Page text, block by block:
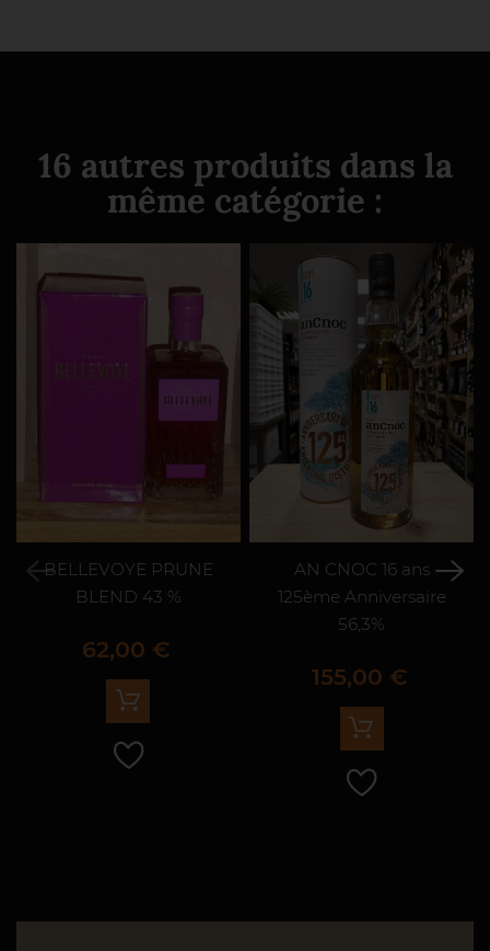
16 autres produits dans la
même catégorie :
BELLEVOYE PRUNE
BLEND 43 %
Prix
62,00 €
AN CNOC 16 ans
125ème Anniversaire
56,3%
Prix
155,00 €